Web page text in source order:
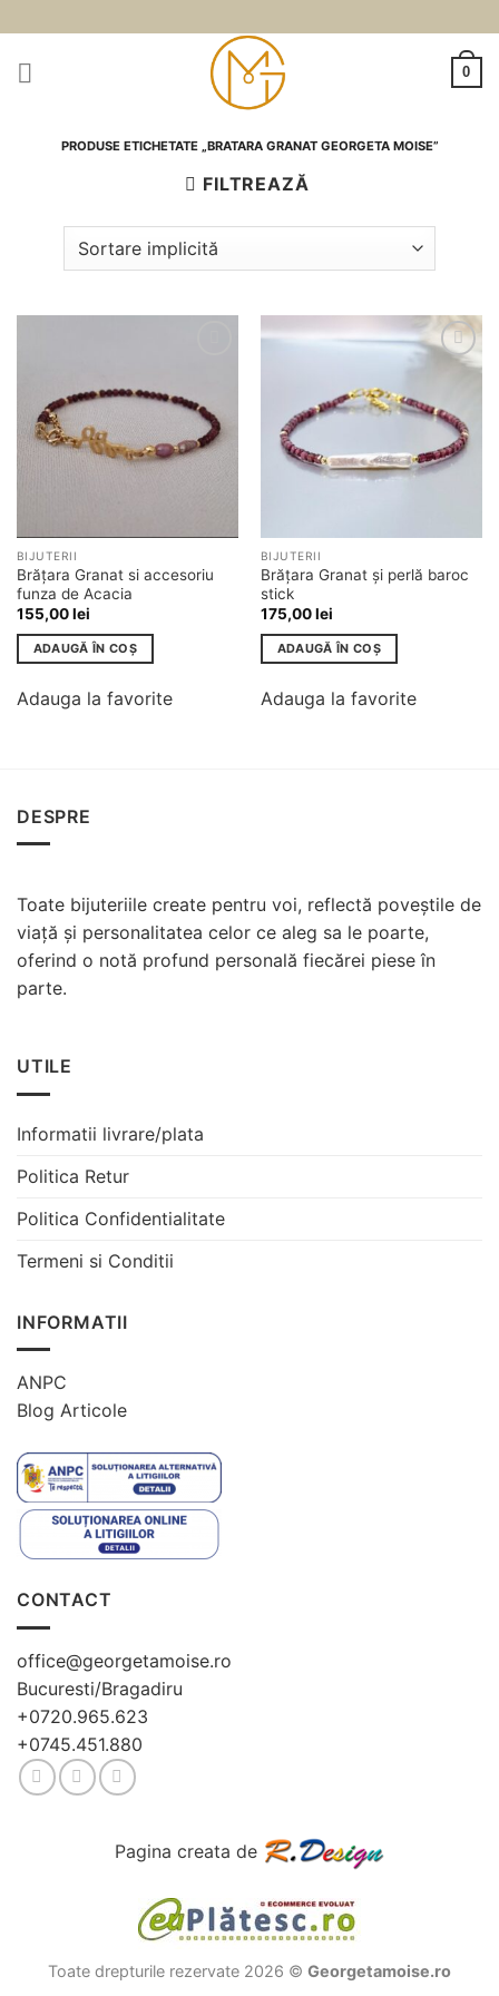
to
content
0
PRODUSE ETICHETATE „BRATARA GRANAT GEORGETA MOISE”
FILTREAZĂ
favorite
BIJUTERII
Brățara Granat si accesoriu
funza de Acacia
155,00lei
ADAUGĂ ÎN COȘ
Adauga la favorite
Adauga
favorite
BIJUTERII
Brățara Granat și perlă baroc
stick
175,00lei
ADAUGĂ ÎN COȘ
Adauga la favorite
DESPRE
Toate bijuteriile create pentru voi, reflectă poveștile de
viață și personalitatea celor ce aleg sa le poarte,
oferind o notă profund personală fiecărei piese în
parte.
UTILE
Informatii livrare/plata
Politica Retur
Politica Confidentialitate
Termeni si Conditii
INFORMATII
ANPC
Blog Articole
CONTACT
office@georgetamoise.ro
Bucuresti/Bragadiru
+0720.965.623
+0745.451.880
Pagina creata de
Toate drepturile rezervate 2026 © Georgetamoise.ro